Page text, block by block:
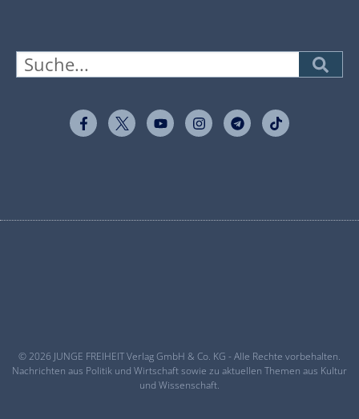
© 2026 JUNGE FREIHEIT Verlag GmbH & Co. KG - Alle Rechte vorbehalten.
Nachrichten aus Politik und Wirtschaft sowie zu aktuellen Themen aus Kultur
und Wissenschaft.